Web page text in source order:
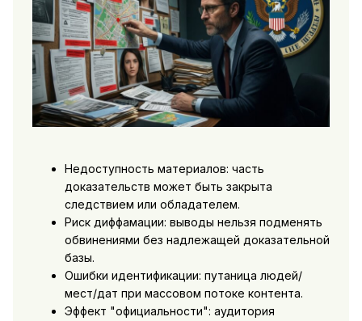
Недоступность материалов: часть
доказательств может быть закрыта
следствием или обладателем.
Риск диффамации: выводы нельзя подменять
обвинениями без надлежащей доказательной
базы.
Ошибки идентификации: путаница людей/
мест/дат при массовом потоке контента.
Эффект "официальности": аудитория